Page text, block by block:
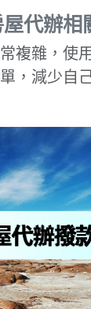
代辦相
複雜，使
，減少自